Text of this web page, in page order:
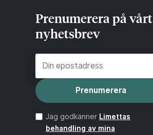
Prenumerera på vårt
nyhetsbrev
Prenumerera
Jag godkänner Limettas
behandling av mina